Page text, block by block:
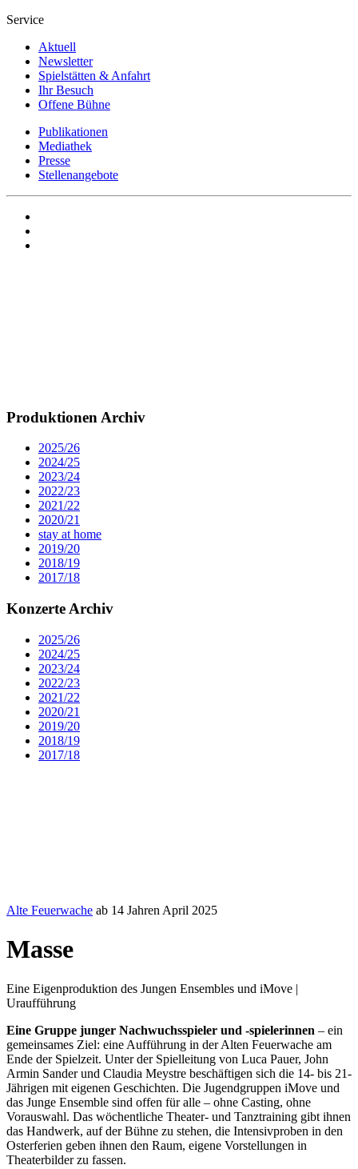
Service
Aktuell
Newsletter
Spielstätten & Anfahrt
Ihr Besuch
Offene Bühne
Publikationen
Mediathek
Presse
Stellenangebote
Produktionen Archiv
2025/26
2024/25
2023/24
2022/23
2021/22
2020/21
stay at home
2019/20
2018/19
2017/18
Konzerte Archiv
2025/26
2024/25
2023/24
2022/23
2021/22
2020/21
2019/20
2018/19
2017/18
Alte Feuerwache ab 14 Jahren April 2025
Masse
Eine Eigenproduktion des Jungen Ensembles und iMove |
Uraufführung
Eine Gruppe junger Nachwuchsspieler und -spielerinnen – ein
gemeinsames Ziel: eine Aufführung in der Alten Feuerwache am
Ende der Spielzeit. Unter der Spielleitung von Luca Pauer, John
Armin Sander und Claudia Meystre beschäftigen sich die 14- bis 21-
Jährigen mit eigenen Geschichten. Die Jugendgruppen iMove und
das Junge Ensemble sind offen für alle – ohne Casting, ohne
Vorauswahl. Das wöchentliche Theater- und Tanztraining gibt ihnen
das Handwerk, auf der Bühne zu stehen, die Intensivproben in den
Osterferien geben ihnen den Raum, eigene Vorstellungen in
Theaterbilder zu fassen.